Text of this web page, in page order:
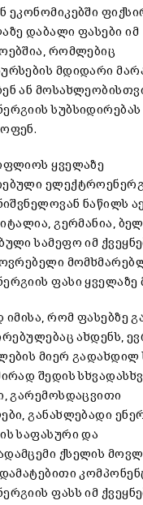
ეკონომიკებში
დაბალი ფასები იმ
რომლებიც
მდიდარი
ან
სუბსიდირებას
ყველაზე
ნაწილს
გერმანია,
სამეფო იმ
ფასი ყველაზე
იმისა, რომ ფასებზე
ახდენს,
მიერ
შედის
გარემოსდაცვითი
განახლებადი
საფასური და
ქსელის
ფასს იმ